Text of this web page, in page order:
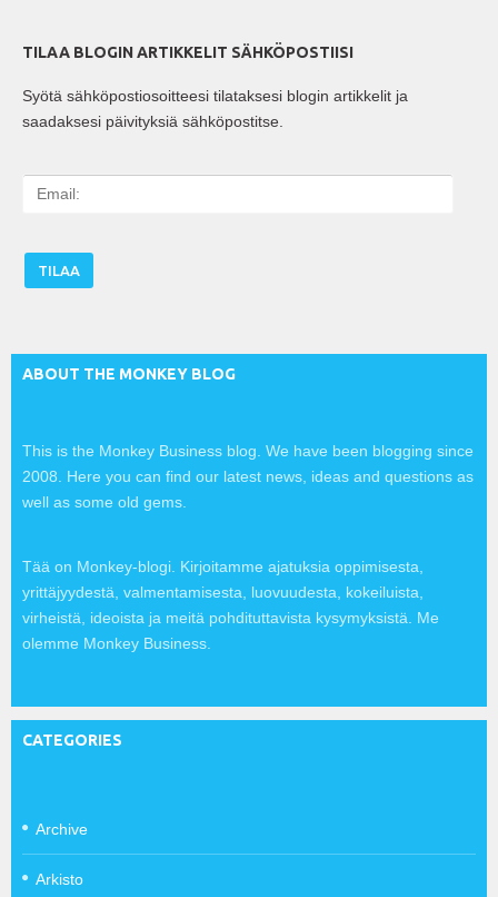
TILAA BLOGIN ARTIKKELIT SÄHKÖPOSTIISI
Syötä sähköpostiosoitteesi tilataksesi blogin artikkelit ja
saadaksesi päivityksiä sähköpostitse.
l
ABOUT THE MONKEY BLOG
This is the Monkey Business blog. We have been blogging since
2008. Here you can find our latest news, ideas and questions as
well as some old gems.
Tää on Monkey-blogi. Kirjoitamme ajatuksia oppimisesta,
yrittäjyydestä, valmentamisesta, luovuudesta, kokeiluista,
virheistä, ideoista ja meitä pohdituttavista kysymyksistä. Me
olemme Monkey Business.
CATEGORIES
Archive
Arkisto